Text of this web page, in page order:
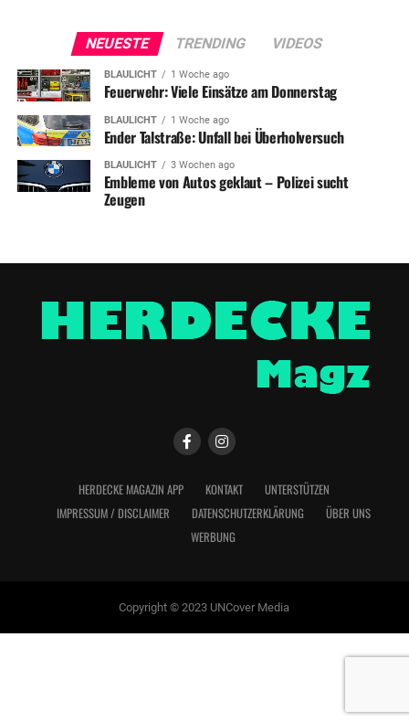
NEUESTE TRENDING VIDEOS
BLAULICHT 1 Woche ago
Feuerwehr: Viele Einsätze am Donnerstag
BLAULICHT 1 Woche ago
Ender Talstraße: Unfall bei Überholversuch
BLAULICHT 3 Wochen ago
Embleme von Autos geklaut – Polizei sucht
Zeugen
HERDECKE MAGAZIN APP KONTAKT
UNTERSTÜTZEN
IMPRESSUM / DISCLAIMER
DATENSCHUTZERKLÄRUNG
ÜBER UNS
WERBUNG
Copyright © 2023 UNCover Media